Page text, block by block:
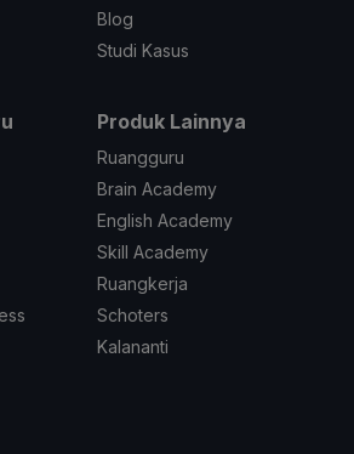
Blog
Studi Kasus
Produk Lainnya
Ruangguru
Brain Academy
English Academy
Skill Academy
Ruangkerja
Schoters
Kalananti